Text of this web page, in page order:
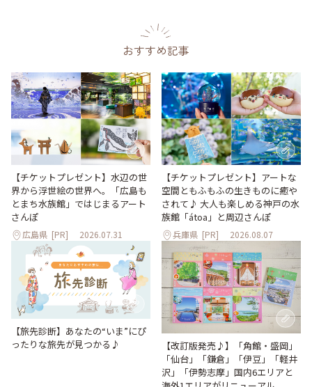
おすすめ記事
【チケットプレゼント】水辺の世
界から浮世絵の世界へ。「広島も
とまち水族館」ではじまるアート
さんぽ
広島県 [PR] 2026.07.31
【チケットプレゼント】アートな
空間ともふもふの生きものに癒や
されて♪ 大人も楽しめる神戸の水
族館「átoa」と周辺さんぽ
兵庫県 [PR] 2026.08.07
【旅先診断】あなたの“いま”にぴ
ったりな旅先が見つかる♪
【改訂版発売♪】「角館・盛岡」
「仙台」「鎌倉」「伊豆」「軽井
沢」「伊勢志摩」国内6エリアと